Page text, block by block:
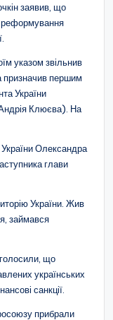
заявив, що
реформування
указом звільнив
призначив першим
України
Клюєва). На
Олександра
глави
України. Жив
займався
що
українських
санкції.
прибрали